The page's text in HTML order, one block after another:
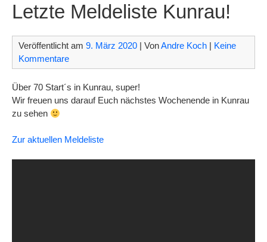
Letzte Meldeliste Kunrau!
Veröffentlicht am 9. März 2020 | VonAndre Koch | Keine
Kommentare
Über 70 Start´s in Kunrau, super!
Wir freuen uns darauf Euch nächstes Wochenende in Kunrau
zu sehen
Zur aktuellen Meldeliste